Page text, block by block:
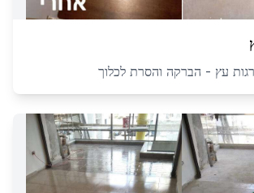
עץ - הברקה והסרת לכלוך